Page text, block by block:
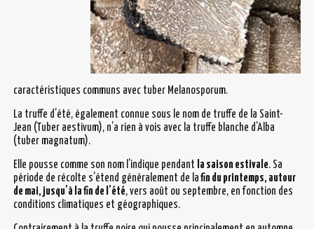
caractéristiques communs avec tuber Melanosporum.
La truffe d’été, également connue sous le nom de truffe de la Saint-
Jean (Tuber aestivum), n’a rien à vois avec la truffe blanche d’Alba
(tuber magnatum).
Elle pousse comme son nom l’indique pendant la saison estivale. Sa
période de récolte s’étend généralement de la fin du printemps, autour
de mai, jusqu’à la fin de l’été, vers août ou septembre, en fonction des
conditions climatiques et géographiques.